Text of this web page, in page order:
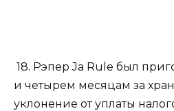
18. Рэпер Ja Rule был
и четырем месяцам за
уклонение от уплаты